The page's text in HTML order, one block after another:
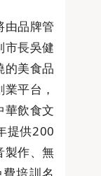
品牌管
市長吳健
的美食品
平台，
華飲食文
提供200
製作、無
培訓名